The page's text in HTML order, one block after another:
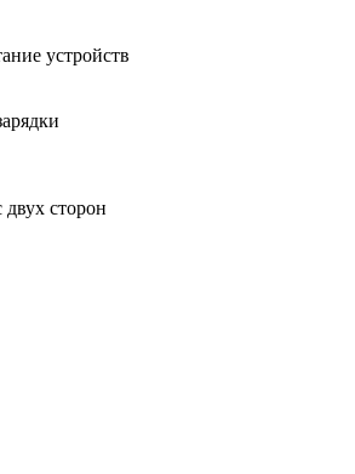
устройств
сторон